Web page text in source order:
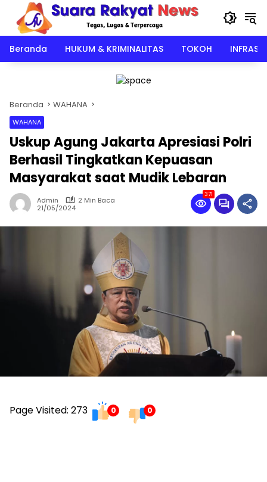
Langsung
konten
Beranda
HUKUM & KRIMINALITAS TOKOH
Beranda WAHANA
WAHANA
Uskup Agung Jakarta Apresiasi Polri
Berhasil Tingkatkan Kepuasan
Masyarakat saat Mudik Lebaran
Admin
2 Min Baca
21/05/2024
371
Page Visited: 273 0 0